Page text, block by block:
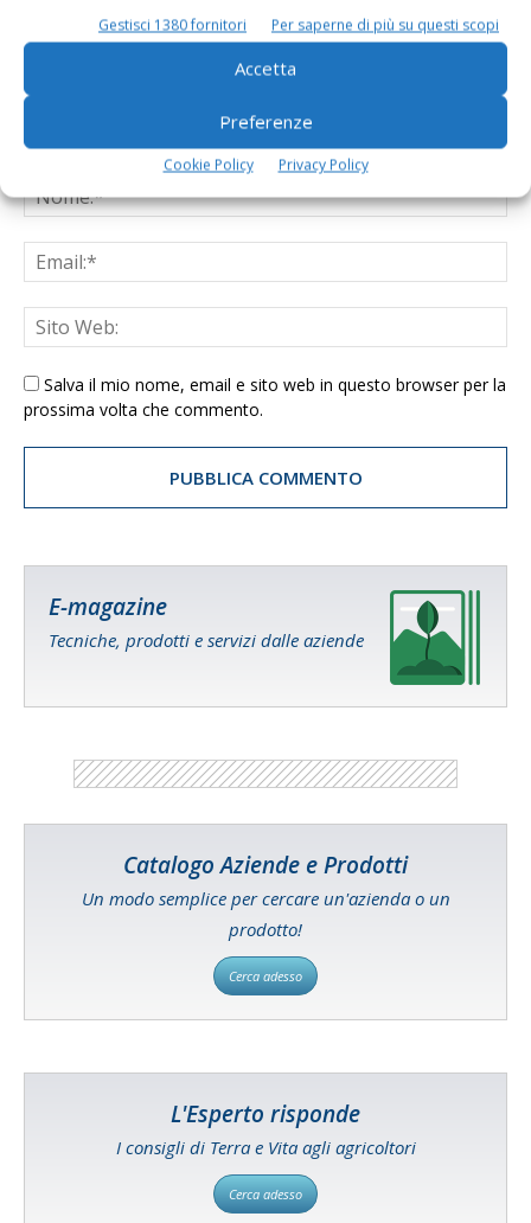
Gestisci 1380 fornitori Per saperne di più su questi scopi
Accetta
Preferenze
Cookie Policy Privacy Policy
Salva il mio nome, email e sito web in questo browser per la
prossima volta che commento.
E-magazine
Tecniche, prodotti e servizi dalle aziende
Catalogo Aziende e Prodotti
Un modo semplice per cercare un'azienda o un
prodotto!
Cerca adesso
L'Esperto risponde
I consigli di Terra e Vita agli agricoltori
Cerca adesso